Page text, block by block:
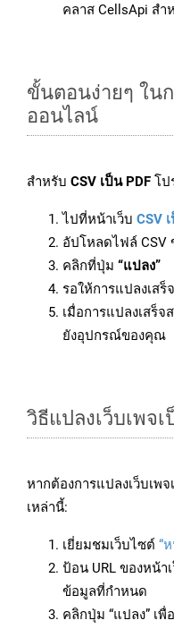
คลาส CellsApi สำ
ขั้นตอนง่ายๆ ในก
ออนไลน์
สำหรับ CSV เป็น PDF โป
ไปที่หน้าเว็บ CSV
อัปโหลดไฟล์
คลิกที่ปุ่ม “แปลง”
รอให้การแปลงเสร็
เมื่อการแปลงเสร็
ยังอุปกรณ์ของคุณ
วิธีแปลงเว็บเพจ
หากต้องการแปลงเว็บเพ
เหล่านี้:
เยี่ยมชมเว็บไซต์ “
ป้อน URL ของหน้
ข้อมูลที่กำหนด
คลิกปุ่ม “แปลง” เพื่